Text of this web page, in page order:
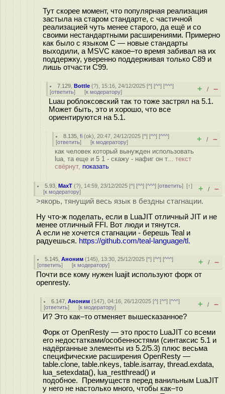
Тут скорее момент, что популярная реализация
застыла на старом стандарте, с частичной
реализацией чуть менее старого, да ещё и со
своими нестандартными расширениями. Примерно
как было с языком C — новые стандарты
выходили, а MSVC какое–то время забивал на их
поддержку, уверенно поддерживая только C89 и
лишь отчасти С99.
7.129 ,Bottle (?), 15:16, 24/12/2025 [^] [^^] [^^^]
[ответить] [к модератору] + / –
Luau роблоксовский так то тоже застрял на 5.1.
Может быть, это и хорошо, что все
ориентируются на 5.1.
8.135 ,fi (ok), 20:47, 24/12/2025 [^] [^^] [^^^]
[ответить] [к модератору] + / –
как человек который вынужден использовать
lua, та еще и 5 1 - скажу - нафиг он т... текст
свёрнут, показать
5.93 ,MaxT (?), 14:59, 23/12/2025 [^] [^^] [^^^] [ответить][↑]
[к модератору] + / –
>якорь, тянущий весь язык в бездны стагнации.
Ну что-ж поделать, если в LuaJIT отличный JIT и не
менее отличный FFI. Вот люди и тянутся.
А если не хочется стагнации - берешь Teal и
радуешься. https://github.com/teal-language/tl.
5.145 ,Аноним (145), 13:30, 25/12/2025 [^] [^^] [^^^]
[ответить] [к модератору] + / –
Почти все кому нужен luajit используют форк от
openresty.
6.147 ,Аноним (147), 04:16, 26/12/2025 [^] [^^] [^^^]
[ответить] [к модератору] + / –
И? Это как–то отменяет вышесказанное?
Форк от OpenResty — это просто LuaJIT со всеми
его недостатками/особенностями (синтаксис 5.1 и
надёрганные элементы из 5.2/5.3) плюс весьма
специфические расширения OpenResty —
table.clone, table.nkeys, table.isarray, thread.exdata,
lua_setexdata(), lua_restthread() и
подобное. Преимуществ перед ванильным LuaJIT
у него не настолько много, чтобы как–то